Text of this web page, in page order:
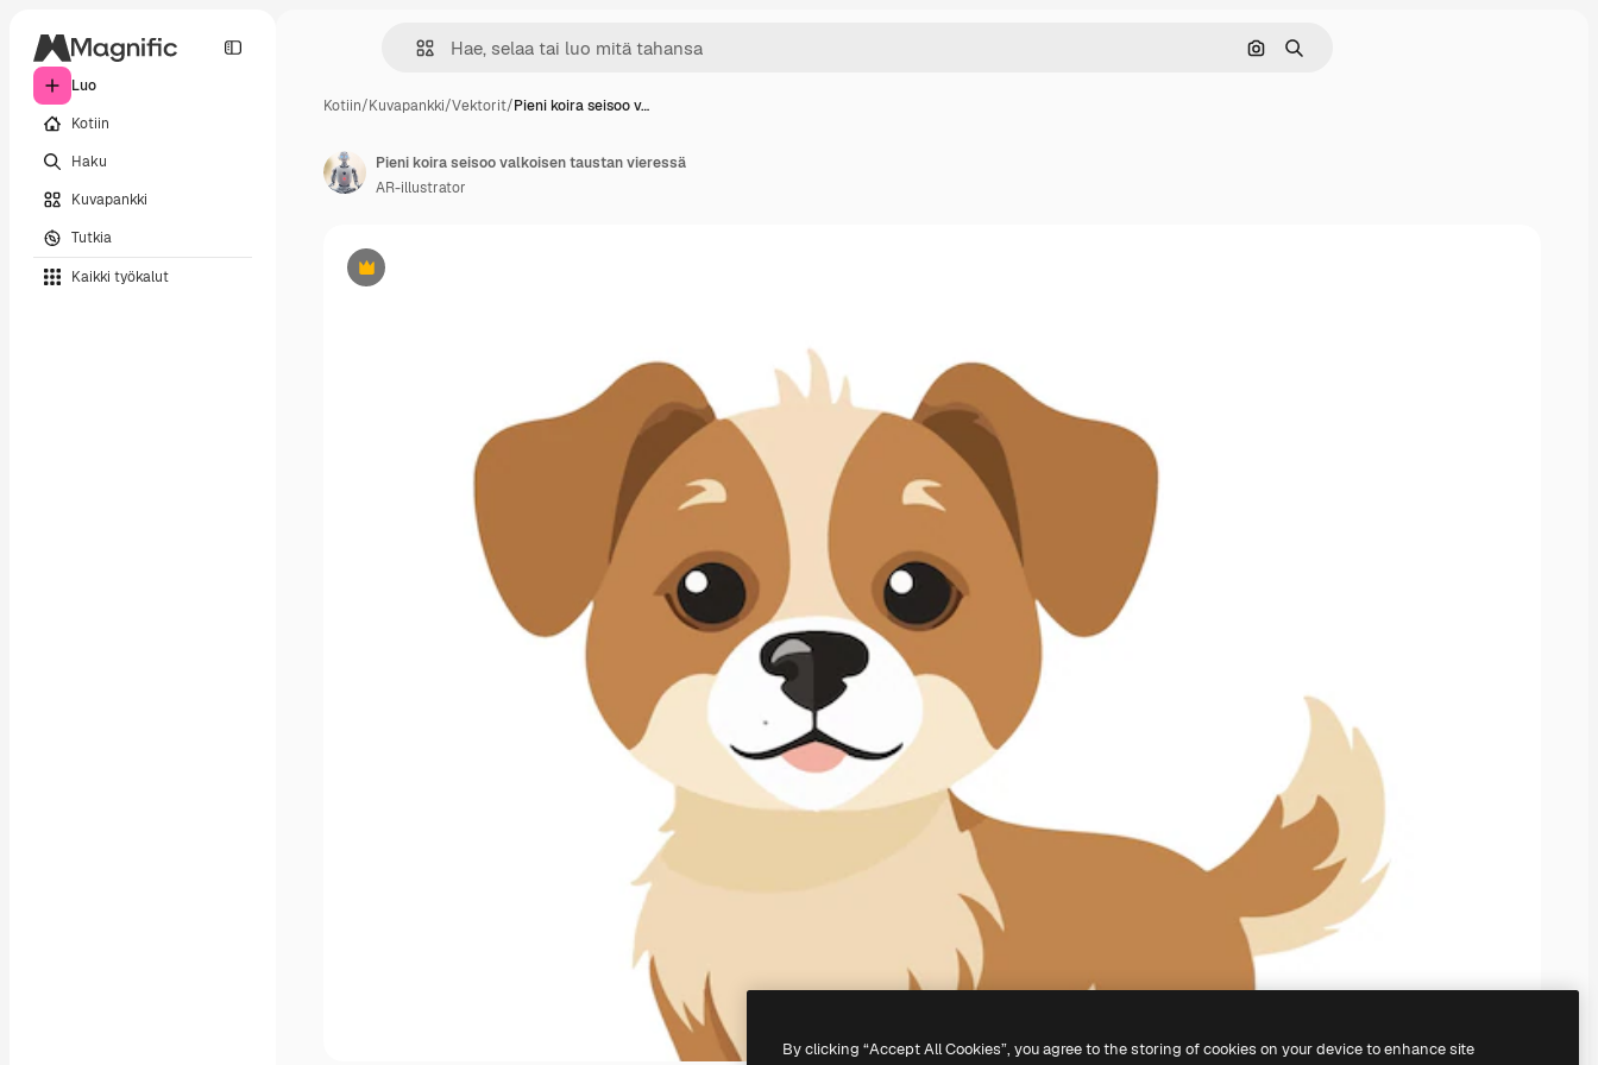
Luo
Kotiin
Haku
Kuvapankki
Tutkia
Kaikki työkalut
Hae kuvan perusteella
Haku
Kotiin/Kuvapankki/Vektorit/Pieni koira seisoo v…
Premium
Pieni koira seisoo valkoisen taustan vieressä
AR-illustrator
By clicking “Accept All Cookies”, you agree to the storing of cookies on your device to enhance site